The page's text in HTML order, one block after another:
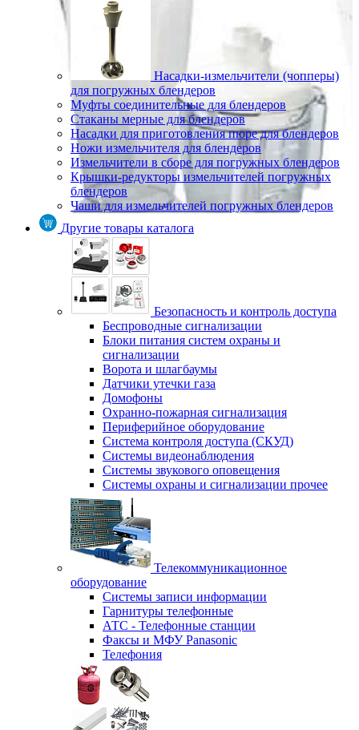
Насадки-измельчители (чопперы)
для погружных блендеров
Муфты соединительные для блендеров
Стаканы мерные для блендеров
Насадки для приготовления пюре для блендеров
Ножи измельчителя для блендеров
Измельчители в сборе для погружных блендеров
Крышки-редукторы измельчителей погружных
блендеров
Чаши для измельчителей погружных блендеров
Другие товары каталога
Безопасность и контроль доступа
Беспроводные сигнализации
Блоки питания систем охраны и
сигнализации
Ворота и шлагбаумы
Датчики утечки газа
Домофоны
Охранно-пожарная сигнализация
Периферийное оборудование
Система контроля доступа (СКУД)
Системы видеонаблюдения
Системы звукового оповещения
Системы охраны и сигнализации прочее
Телекоммуникационное
оборудование
Системы записи информации
Гарнитуры телефонные
АТС - Телефонные станции
Факсы и МФУ Panasonic
Телефония